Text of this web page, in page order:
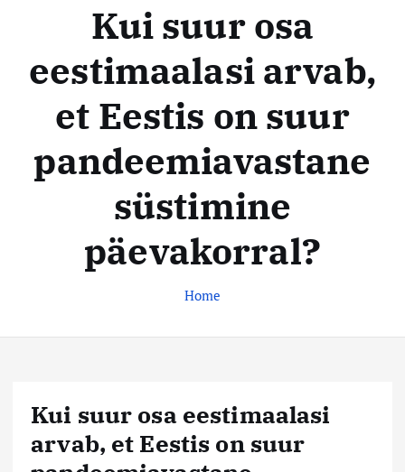
s
e
e
s
k
u
s
Kui suur osa
eestimaalasi arvab,
et Eestis on suur
pandeemiavastane
süstimine
päevakorral?
Home
Kui suur osa eestimaalasi
arvab, et Eestis on suur